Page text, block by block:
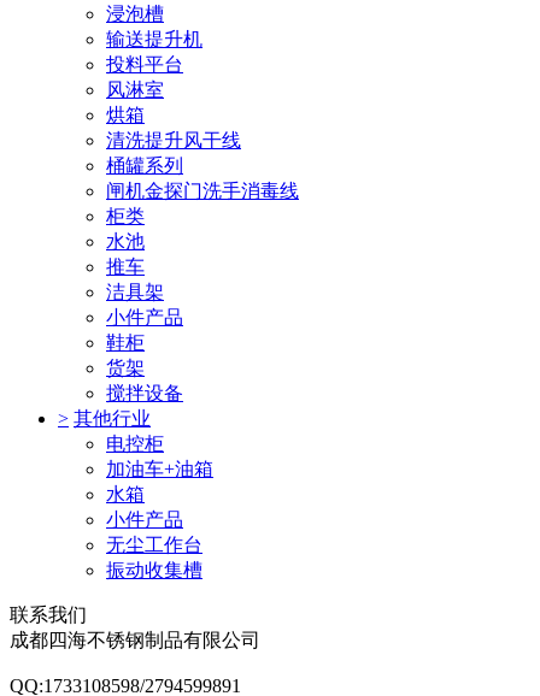
浸泡槽
输送提升机
投料平台
风淋室
烘箱
清洗提升风干线
桶罐系列
闸机金探门洗手消毒线
柜类
水池
推车
洁具架
小件产品
鞋柜
货架
搅拌设备
> 其他行业
电控柜
加油车+油箱
水箱
小件产品
无尘工作台
振动收集槽
联系我们
成都四海不锈钢制品有限公司
QQ:1733108598/2794599891